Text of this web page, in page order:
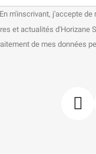
En m'inscrivant, j'accepte
et actualités d'Horizane
de mes données